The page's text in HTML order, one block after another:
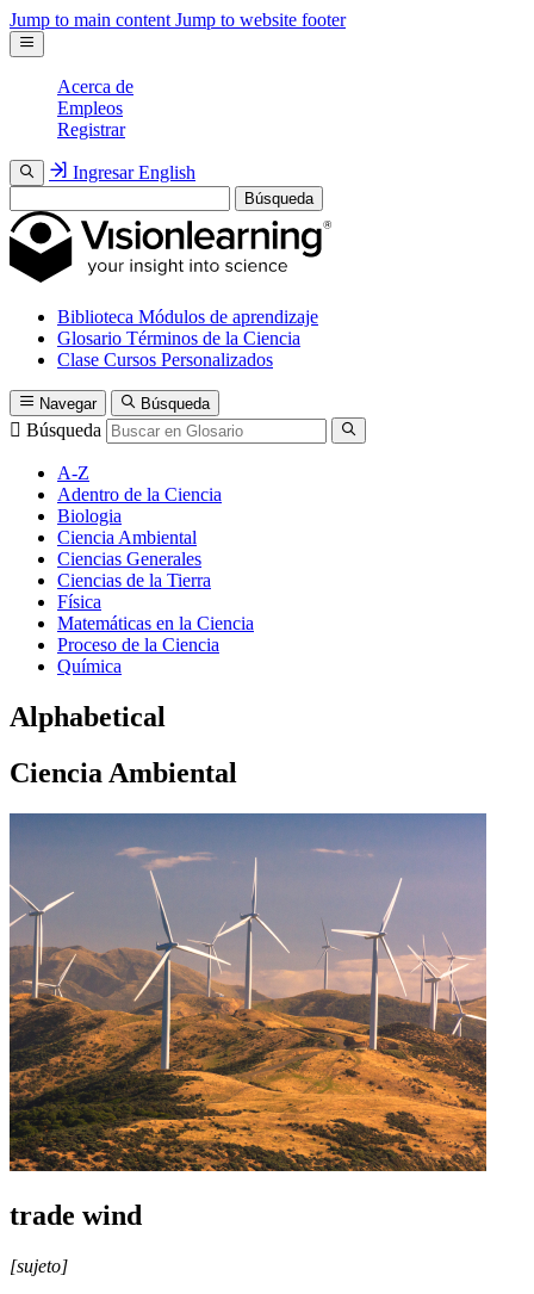
Jump to main content Jump to website footer
Acerca de
Empleos
Registrar
Ingresar English
Búsqueda
Biblioteca Módulos de aprendizaje
Glosario Términos de la Ciencia
Clase Cursos Personalizados
Navegar Búsqueda
Búsqueda
A-Z
Adentro de la Ciencia
Biologia
Ciencia Ambiental
Ciencias Generales
Ciencias de la Tierra
Física
Matemáticas en la Ciencia
Proceso de la Ciencia
Química
Alphabetical
Ciencia Ambiental
trade wind
[sujeto]